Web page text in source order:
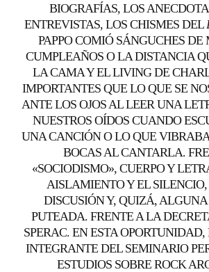
BIOGRAFÍAS, LOS
ENTREVISTAS, LOS CHISMES DEL
PAPPO COMIÓ SÁNGUCHES
CUMPLEAÑOS O LA DISTANCIA
LA CAMA Y EL LIVING DE
IMPORTANTES QUE LO QUE SE
ANTE LOS OJOS AL LEER UNA
NUESTROS OÍDOS CUANDO
UNA CANCIÓN O LO QUE
BOCAS AL CANTARLA.
«SOCIODISMO», CUERPO Y
AISLAMIENTO Y EL
DISCUSIÓN Y, QUIZÁ,
PUTEADA. FRENTE A LA
SPERAC. EN ESTA
INTEGRANTE DEL SEMINARIO
ESTUDIOS SOBRE ROCK